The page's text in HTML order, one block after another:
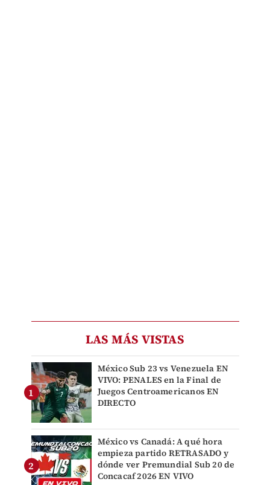
LAS MÁS VISTAS
México Sub 23 vs Venezuela EN
VIVO: PENALES en la Final de
Juegos Centroamericanos EN
DIRECTO
México vs Canadá: A qué hora
empieza partido RETRASADO y
dónde ver Premundial Sub 20 de
Concacaf 2026 EN VIVO